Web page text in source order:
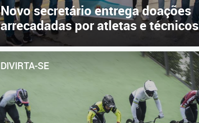
Novo secretário entrega doações
arrecadadas por atletas e técnicos
DIVIRTA-SE